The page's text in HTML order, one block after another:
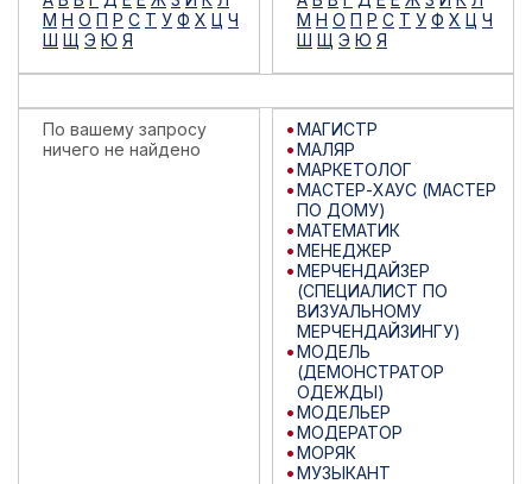
М Н О П Р С Т У Ф Х Ц Ч
Ш Щ Э Ю Я
М Н О П Р С Т У Ф Х Ц Ч
Ш Щ Э Ю Я
По вашему запросу
ничего не найдено
МАГИСТР
МАЛЯР
МАРКЕТОЛОГ
МАСТЕР-ХАУС (МАСТЕР
ПО ДОМУ)
МАТЕМАТИК
МЕНЕДЖЕР
МЕРЧЕНДАЙЗЕР
(СПЕЦИАЛИСТ ПО
ВИЗУАЛЬНОМУ
МЕРЧЕНДАЙЗИНГУ)
МОДЕЛЬ
(ДЕМОНСТРАТОР
ОДЕЖДЫ)
МОДЕЛЬЕР
МОДЕРАТОР
МОРЯК
МУЗЫКАНТ